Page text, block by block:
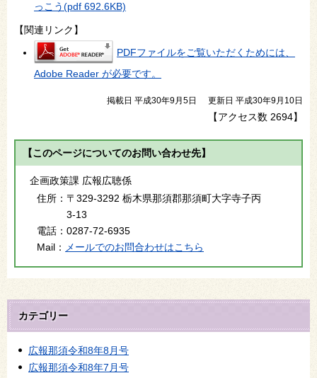
っこう(pdf 692.6KB)
【関連リンク】
PDFファイルをご覧いただくためには、
Adobe Reader が必要です。
掲載日 平成30年9月5日 更新日 平成30年9月10日
【アクセス数 2694】
【このページについてのお問い合わせ先】
企画政策課 広報広聴係
住所： 〒329-3292 栃木県那須郡那須町大字寺子丙
3-13
電話： 0287-72-6935
Mail：
メールでのお問合わせはこちら
カテゴリー
広報那須令和8年8月号
広報那須令和8年7月号